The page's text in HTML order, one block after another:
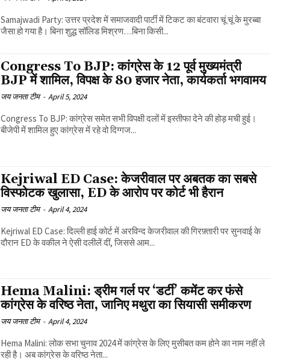
Samajwadi Party: उत्तर प्रदेश में समाजवादी पार्टी में टिकट का बंटवारा चूं चूं के मुरब्बा
जैसा हो गया है। बिना शुद्ध सॉलिड मिश्रण…बिना किसी...
Congress To BJP: कांग्रेस के 12 पूर्व मुख्यमंत्री
BJP में शामिल, विपक्ष के 80 हजार नेता, कार्यकर्ता भगवामय
जय जनता टीम - April 5, 2024
Congress To BJP: कांग्रेस समेत सभी विपक्षी दलों में इस्तीफा देने की होड़ मची हुई।
बीजेपी में शामिल हुए कांग्रेस में रहे वो दिग्गज...
Kejriwal ED Case: केजरीवाल पर अबतक का सबसे
विस्फोटक खुलासा, ED के आरोप पर कोर्ट भी हैरान
जय जनता टीम - April 4, 2024
Kejriwal ED Case: दिल्ली हाई कोर्ट में अरविन्द केजरीवाल की गिरफ़्तारी पर सुनवाई के
दौरान ED के वकील ने ऐसी दलीलें दीं, जिससे आम...
Hema Malini: ड्रीम गर्ल पर ‘डर्टी’ कमेंट कर फंसे
कांग्रेस के वरिष्ठ नेता, जानिए मथुरा का सियासी समीकरण
जय जनता टीम - April 4, 2024
Hema Malini: लोक सभा चुनाव 2024 में कांग्रेस के लिए मुसीबत कम होने का नाम नहीं ले
रही है। अब कांग्रेस के वरिष्ठ नेता...